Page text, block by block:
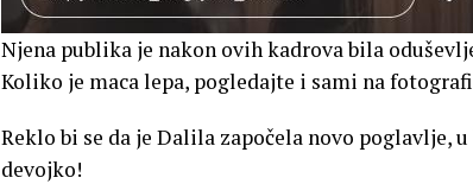
Njena publika je nakon ovih kadrova bila
Koliko je maca lepa, pogledajte i sami na
Reklo bi se da je Dalila započela novo poglavlje,
devojko!